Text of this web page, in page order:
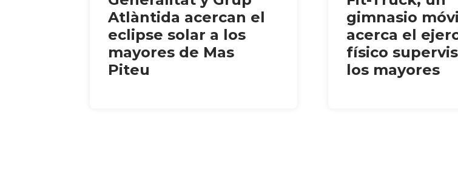
Atlàntida acercan el
eclipse solar a los
mayores de Mas
Piteu
gimnasio
acerca el
físico
los mayores